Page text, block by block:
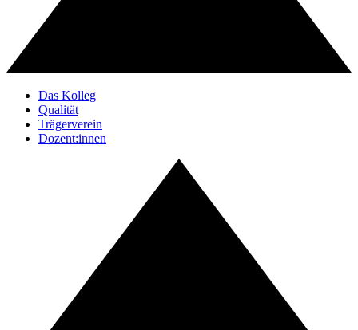
Das Kolleg
Qualität
Trägerverein
Dozent:innen